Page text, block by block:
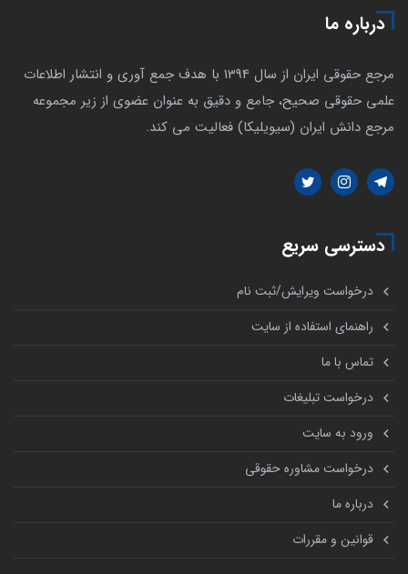
درباره ما
مرجع حقوقی ایران از سال 1394 با هدف جمع آوری و انتشار اطلاعات
علمی حقوقی صحیح، جامع و دقیق به عنوان عضوی از زیر مجموعه
مرجع دانش ایران (سیویلیکا) فعالیت می کند.
دسترسی سریع
درخواست ویرایش/ثبت نام
راهنمای استفاده از سایت
تماس با ما
درخواست تبلیغات
ورود به سایت
درخواست مشاوره حقوقی
درباره ما
قوانین و مقررات